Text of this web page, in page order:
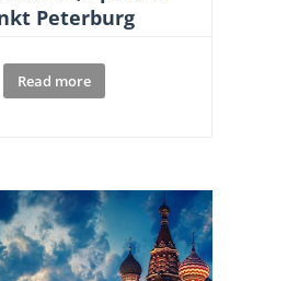
Peterburg
Read more